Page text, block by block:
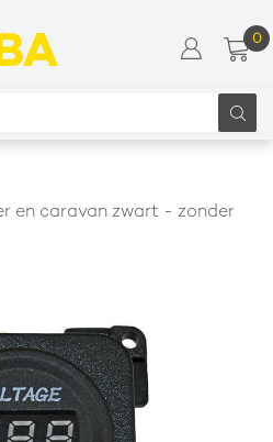
0
en caravan zwart - zonder